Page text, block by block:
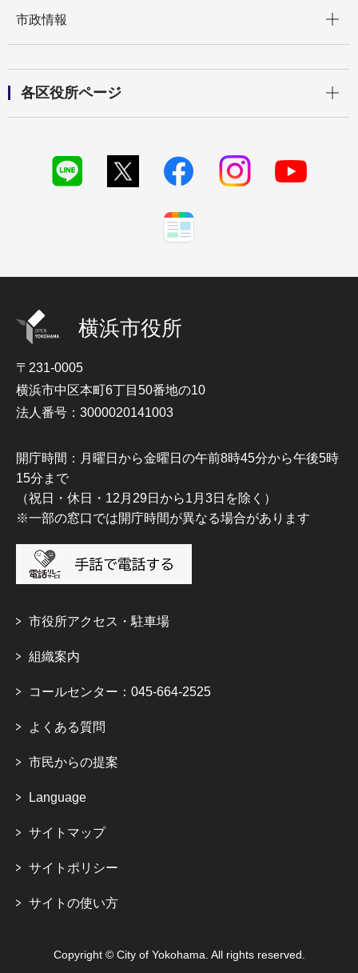
市政情報
各区役所ページ
横浜市役所
〒231-0005
横浜市中区本町6丁目50番地の10
法人番号：3000020141003
開庁時間：月曜日から金曜日の午前8時45分から午後5時
15分まで
（祝日・休日・12月29日から1月3日を除く）
※一部の窓口では開庁時間が異なる場合があります
市役所アクセス・駐車場
組織案内
コールセンター：045-664-2525
よくある質問
市民からの提案
Language
サイトマップ
サイトポリシー
サイトの使い方
Copyright © City of Yokohama. All rights reserved.